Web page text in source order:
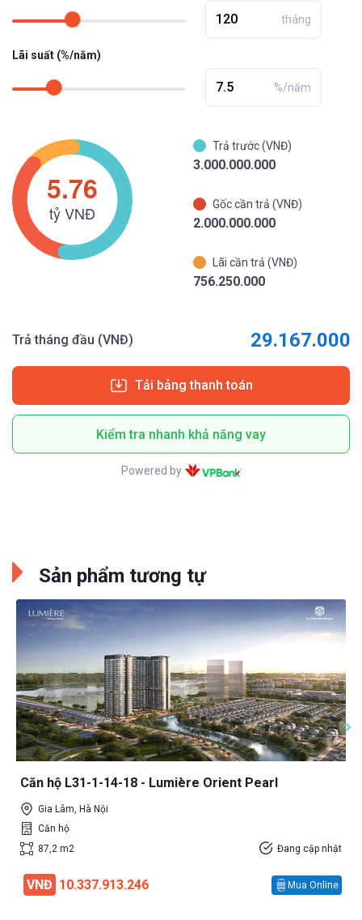
tháng
Lãi suất (%/năm)
%/năm
Trả trước (VNĐ)
3.000.000.000
Gốc cần trả (VNĐ)
2.000.000.000
Lãi cần trả (VNĐ)
756.250.000
Trả tháng đầu (VNĐ) 29.167.000
Tải bảng thanh toán
Kiểm tra nhanh khả năng vay
Powered by
Sản phẩm tương tự
Căn hộ L31-1-14-18 - Lumière Orient Pearl
Gia Lâm, Hà Nội
Căn hộ
87,2 m2
Đang cập nhật
VNĐ 10.337.913.246 Mua Online